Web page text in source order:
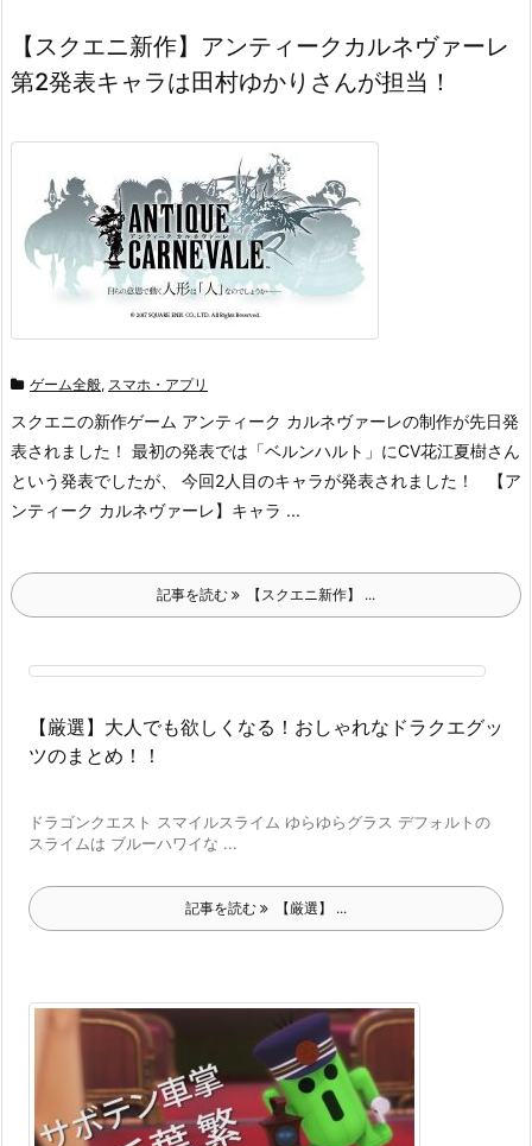
【スクエニ新作】アンティークカルネヴァーレ
第2発表キャラは田村ゆかりさんが担当！
ゲーム全般, スマホ・アプリ
スクエニの新作ゲーム アンティーク カルネヴァーレの制作が先日発
表されました！ 最初の発表では「ベルンハルト」にCV花江夏樹さん
という発表でしたが、 今回2人目のキャラが発表されました！ 【ア
ンティーク カルネヴァーレ】キャラ ...
記事を読む 【スクエニ新作】 ...
【厳選】大人でも欲しくなる！おしゃれなドラクエグッ
ツのまとめ！！
ドラゴンクエスト スマイルスライム ゆらゆらグラス デフォルトの
スライムは ブルーハワイな ...
記事を読む 【厳選】 ...